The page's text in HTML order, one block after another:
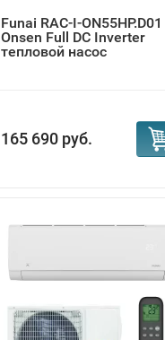
Funai RAC-I-ON55HP.D01
Onsen Full DC Inverter
тепловой насос
165 690 руб.